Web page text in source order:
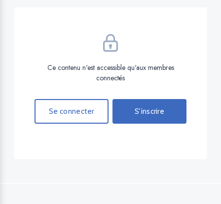
Ce contenu n'est accessible qu'aux membres
connectés
Se connecter S'inscrire